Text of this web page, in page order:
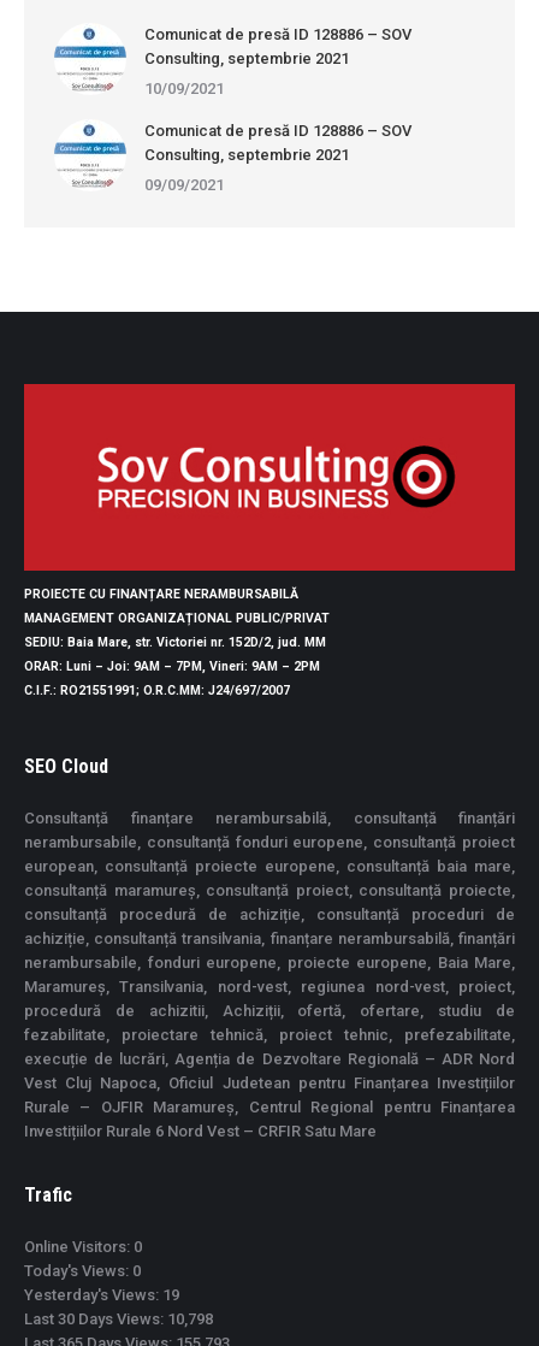
Comunicat de presă ID 128886 – SOV
Consulting, septembrie 2021
10/09/2021
Comunicat de presă ID 128886 – SOV
Consulting, septembrie 2021
09/09/2021
PROIECTE CU FINANȚARE NERAMBURSABILĂ
MANAGEMENT ORGANIZAȚIONAL PUBLIC/PRIVAT
SEDIU: Baia Mare, str. Victoriei nr. 152D/2, jud. MM
ORAR: Luni – Joi: 9AM – 7PM, Vineri: 9AM – 2PM
C.I.F.: RO21551991; O.R.C.MM: J24/697/2007
SEO Cloud
Consultanță finanțare nerambursabilă, consultanță finanțări
nerambursabile, consultanță fonduri europene, consultanță proiect
european, consultanță proiecte europene, consultanță baia mare,
consultanță maramureș, consultanță proiect, consultanță proiecte,
consultanță procedură de achiziție, consultanță proceduri de
achiziție, consultanță transilvania, finanțare nerambursabilă, finanțări
nerambursabile, fonduri europene, proiecte europene, Baia Mare,
Maramureș, Transilvania, nord-vest, regiunea nord-vest, proiect,
procedură de achizitii, Achiziții, ofertă, ofertare, studiu de
fezabilitate, proiectare tehnică, proiect tehnic, prefezabilitate,
execuție de lucrări, Agenția de Dezvoltare Regională – ADR Nord
Vest Cluj Napoca, Oficiul Judetean pentru Finanțarea Investițiilor
Rurale – OJFIR Maramureș, Centrul Regional pentru Finanțarea
Investițiilor Rurale 6 Nord Vest – CRFIR Satu Mare
Trafic
Online Visitors: 0
Today's Views: 0
Yesterday's Views: 19
Last 30 Days Views: 10,798